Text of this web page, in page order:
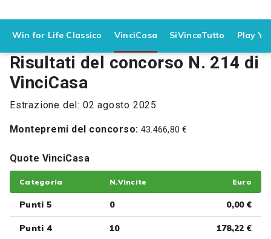
Win for Life Classico VinciCasa SiVinceTutto Play
Risultati del concorso N. 214 di
VinciCasa
Estrazione del: 02 agosto 2025
Montepremi del concorso: 43.466,80 €
Quote VinciCasa
Categoria N.Vincite Euro
Punti 5 0 0,00 €
Punti 4 10 178,22 €